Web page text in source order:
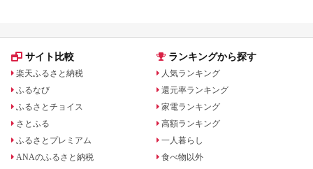
サイト比較
楽天ふるさと納税
ふるなび
ふるさとチョイス
さとふる
ふるさとプレミアム
ANAのふるさと納税
ランキングから探す
人気ランキング
還元率ランキング
家電ランキング
高額ランキング
一人暮らし
食べ物以外